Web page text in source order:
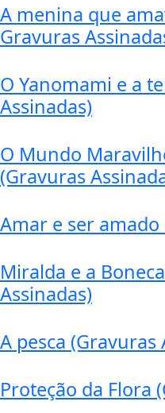
A menina que
Gravuras
O Yanomami e a
Assinadas)
O Mundo
(Gravuras
Amar e ser amado
Miralda e a
Assinadas)
A pesca (Gravuras
Proteção da Flora